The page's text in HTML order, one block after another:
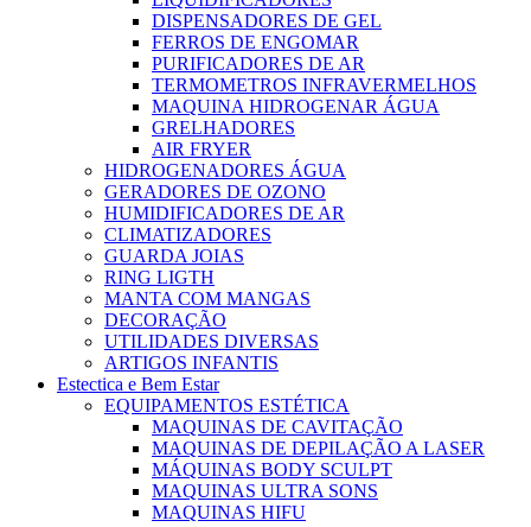
DISPENSADORES DE GEL
FERROS DE ENGOMAR
PURIFICADORES DE AR
TERMOMETROS INFRAVERMELHOS
MAQUINA HIDROGENAR ÁGUA
GRELHADORES
AIR FRYER
HIDROGENADORES ÁGUA
GERADORES DE OZONO
HUMIDIFICADORES DE AR
CLIMATIZADORES
GUARDA JOIAS
RING LIGTH
MANTA COM MANGAS
DECORAÇÃO
UTILIDADES DIVERSAS
ARTIGOS INFANTIS
Estectica e Bem Estar
EQUIPAMENTOS ESTÉTICA
MAQUINAS DE CAVITAÇÃO
MAQUINAS DE DEPILAÇÃO A LASER
MÁQUINAS BODY SCULPT
MAQUINAS ULTRA SONS
MAQUINAS HIFU